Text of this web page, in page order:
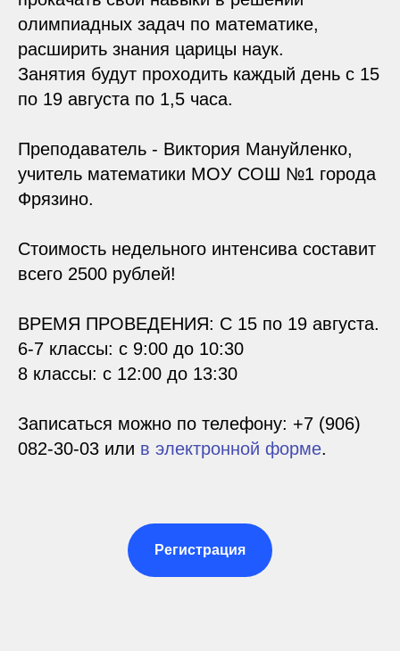
олимпиадных задач по математике,
расширить знания царицы наук.
Занятия будут проходить каждый день с 15
по 19 августа по 1,5 часа.
Преподаватель - Виктория Мануйленко,
учитель математики МОУ СОШ №1 города
Фрязино.
Стоимость недельного интенсива составит
всего 2500 рублей!
ВРЕМЯ ПРОВЕДЕНИЯ: С 15 по 19 августа.
6-7 классы: с 9:00 до 10:30
8 классы: с 12:00 до 13:30
Записаться можно по телефону: +7 (906)
082-30-03 или в электронной форме.
Регистрация